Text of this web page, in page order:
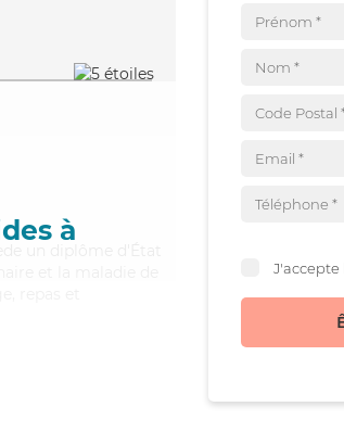
à
un diplôme d'État
et la maladie de
J'accepte